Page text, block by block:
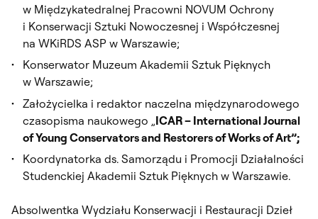
w Międzykatedralnej Pracowni NOVUM Ochrony
i Konserwacji Sztuki Nowoczesnej i Współczesnej
na WKiRDS ASP w Warszawie;
Konserwator Muzeum Akademii Sztuk Pięknych
w Warszawie;
Założycielka i redaktor naczelna międzynarodowego
czasopisma naukowego „ICAR – International Journal
of Young Conservators and Restorers of Works of Art”;
Koordynatorka ds. Samorządu i Promocji Działalności
Studenckiej Akademii Sztuk Pięknych w Warszawie.
Absolwentka Wydziału Konserwacji i Restauracji Dzieł